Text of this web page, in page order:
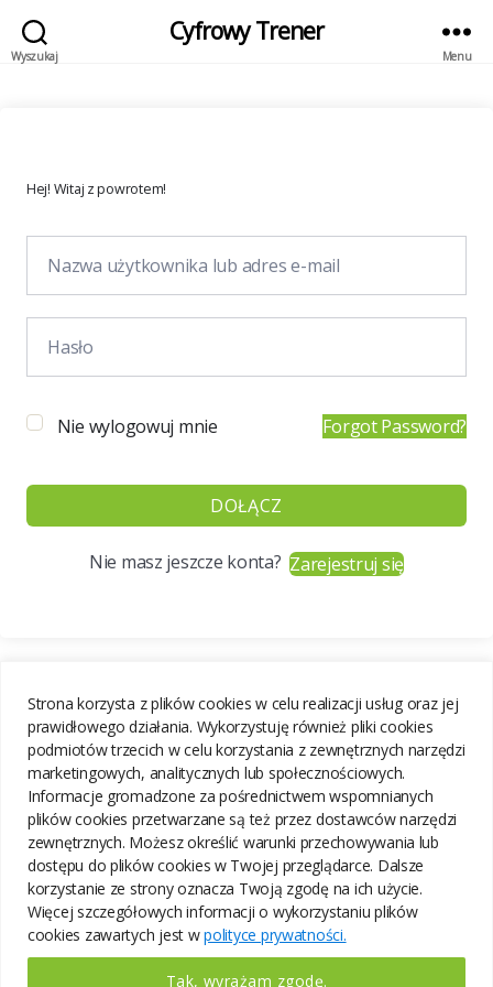
Strona korzysta z plików cookies w celu realizacji usług oraz jej
prawidłowego działania. Wykorzystuję również pliki cookies
podmiotów trzecich w celu korzystania z zewnętrznych narzędzi
marketingowych, analitycznych lub społecznościowych.
Informacje gromadzone za pośrednictwem wspomnianych
plików cookies przetwarzane są też przez dostawców narzędzi
zewnętrznych. Możesz określić warunki przechowywania lub
dostępu do plików cookies w Twojej przeglądarce. Dalsze
korzystanie ze strony oznacza Twoją zgodę na ich użycie.
Więcej szczegółowych informacji o wykorzystaniu plików
cookies zawartych jest wpolityce prywatności.
Tak, wyrażam zgodę.
Wyszukaj
Cyfrowy Trener
Menu
Hej! Witaj z powrotem!
Nie wylogowuj mnie Forgot Password?
DOŁĄCZ
Nie masz jeszcze konta?Zarejestruj się